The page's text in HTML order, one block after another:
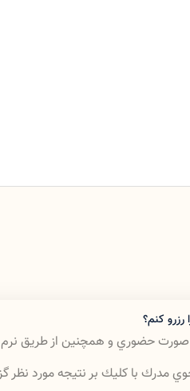
رزرو كنم؟
صورت حضوري و همچنين از طريق
با كليك بر نتيجه مورد نظر